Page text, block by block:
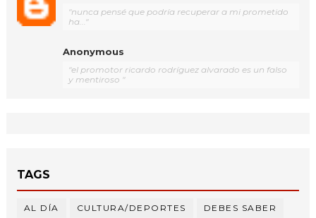
"nunca pensé que podría recuperar a mi prometido
ha..."
Anonymous
"el promotor ricardo rodríguez alvarado es un falso
y mentiroso "
TAGS
AL DÍA CULTURA/DEPORTES DEBES SABER